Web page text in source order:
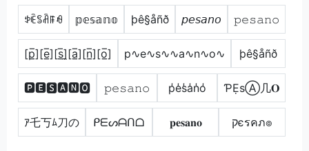
ꉣꍟꌚꋫꁹꆂ 𝕡𝕖𝕤𝕒𝕟𝕠 þê§åñð 𝘱𝘦𝘴𝘢𝘯𝘰 𝚙𝚎𝚜𝚊𝚗𝚘
[p̲̅][e̲̅][s̲̅]̼[a̲̅][n̲̅][o̲̅] p∿e∿s∿∿a∿n∿o∿ þê§åñð
🅿🅴🆂🅰🅽🅾 𝚙𝚎𝚜𝚊𝚗𝚘 p̾e̾s̾a̾n̾o̾ ƤẸѕⒶ几𝐎
ｱ乇丂ﾑ刀の ᑭᗴᔕᗩᑎᗝ 𝐩𝐞𝐬𝐚𝐧𝐨 קєรคภ๏